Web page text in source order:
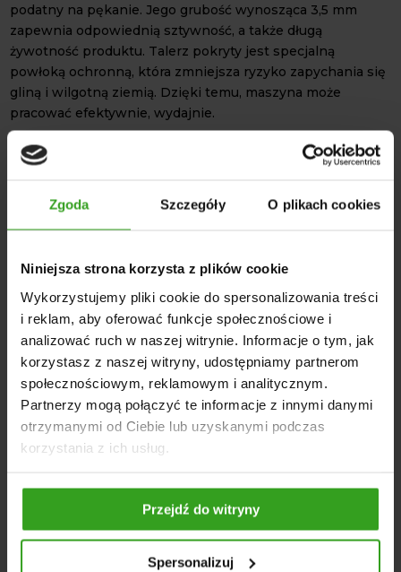
Zgoda Szczegóły O plikach cookies
Niniejsza strona korzysta z plików cookie
Wykorzystujemy pliki cookie do spersonalizowania treści
i reklam, aby oferować funkcje społecznościowe i
analizować ruch w naszej witrynie. Informacje o tym, jak
korzystasz z naszej witryny, udostępniamy partnerom
społecznościowym, reklamowym i analitycznym.
Partnerzy mogą połączyć te informacje z innymi danymi
otrzymanymi od Ciebie lub uzyskanymi podczas
korzystania z ich usług.
Przejdź do witryny
Spersonalizuj
podatny na pękanie. Jego grubość wynosząca 3,5 mm
zapewnia odpowiednią sztywność, a także długą
żywotność produktu. Talerz pokryty jest specjalną
powłoką ochronną, która zmniejsza ryzyko zapychania się
gliną i wilgotną ziemią. Dzięki temu, maszyna może
pracować efektywnie, wydajnie.
Precyzyjne wykonanie sprawia, że talerz zapewnia
efektywną oraz płynną pracę w każdych warunkach
pożniwne i ułatwia mieszanie materiału organicznego z
glebą.Talerz uzębiony 510x3.5mm
DANE TECHNICZNE
Średnica: Ø510 mm
Grubość: 3,5 mm
Rodzaj: uzębiony
Liczba zębów: 10
Rodzaj mocowania: otwór kwadratowy 30 x 30 mm
Kształt mocowania: wypukły
Liczba otworów: 1
Wymiary całkowite: 51 × 51 × 4 cm